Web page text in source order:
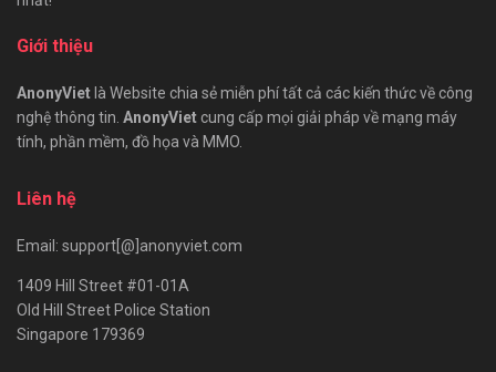
Giới thiệu
AnonyVietlà Website chia sẻ miễn phí tất cả các kiến thức về công
nghệ thông tin. AnonyViet cung cấp mọi giải pháp về mạng máy
tính, phần mềm, đồ họa và MMO.
Liên hệ
Email: support[@]anonyviet.com
1409 Hill Street #01-01A
Old Hill Street Police Station
Singapore 179369